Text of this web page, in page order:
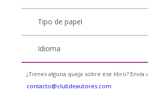
Tipo de papel
Idioma
¿Tienes alguna queja sobre ese libro?
contacto@clubdeautores.com